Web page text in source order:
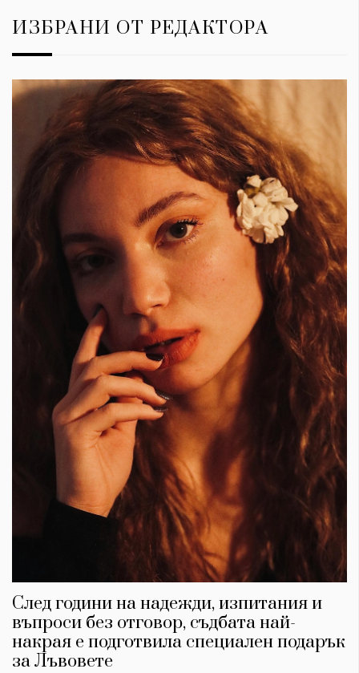
ИЗБРАНИ ОТ РЕДАКТОРА
След години на надежди, изпитания и
въпроси без отговор, съдбата най-
накрая е подготвила специален подарък
за Лъвовете